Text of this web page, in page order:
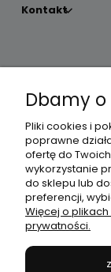
Kontakt
Dbamy
Pliki cookies i
poprawne
ofertę do
wykorzystanie
do sklepu lub
preferencji,
Więcej o
prywatności.